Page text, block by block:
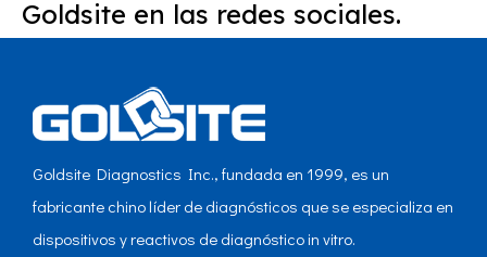
Goldsite en las redes sociales.
Goldsite Diagnostics Inc., fundada en 1999, es un
fabricante chino líder de diagnósticos que se especializa en
dispositivos y reactivos de diagnóstico in vitro.